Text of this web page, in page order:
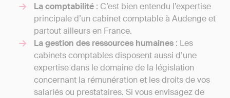
La comptabilité : C’est bien entendu l’expertise
principale d’un cabinet comptable à Audenge et
partout ailleurs en France.
La gestion des ressources humaines : Les
cabinets comptables disposent aussi d’une
expertise dans le domaine de la législation
concernant la rémunération et les droits de vos
salariés ou prestataires. Si vous envisagez de